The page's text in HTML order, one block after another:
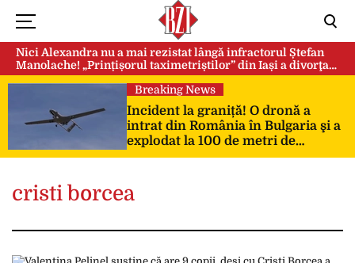
Nici Alexandra nu a mai rezistat lângă infractorul Ștefan
Manolache! „Prințișorul taximetriștilor” din Iași a divorţat
după doi ani de căsnicie
Breaking News
Incident la graniță! O dronă a
intrat din România în Bulgaria şi a
explodat la 100 de metri de
frontieră
cristi borcea